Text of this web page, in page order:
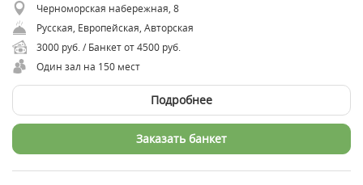
Черноморская набережная, 8
Русская, Европейская, Авторская
3000 руб. / Банкет от 4500 руб.
Один зал на 150 мест
Подробнее
Заказать банкет